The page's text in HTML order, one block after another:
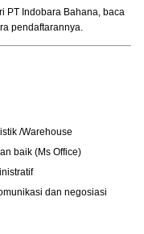
PT Indobara Bahana, baca
pendaftarannya.
/Warehouse
baik (Ms Office)
dan negosiasi